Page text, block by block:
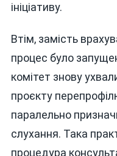
ініціативу.
Втім, замість
процес було
комітет знову
проєкту
паралельно
слухання. Така
процедура